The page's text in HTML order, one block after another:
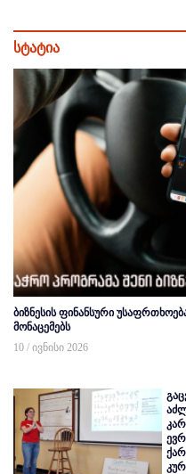
სტატია
ბიზნესის ფინანსური
მონაცემებს
10 / ივნისი 2026